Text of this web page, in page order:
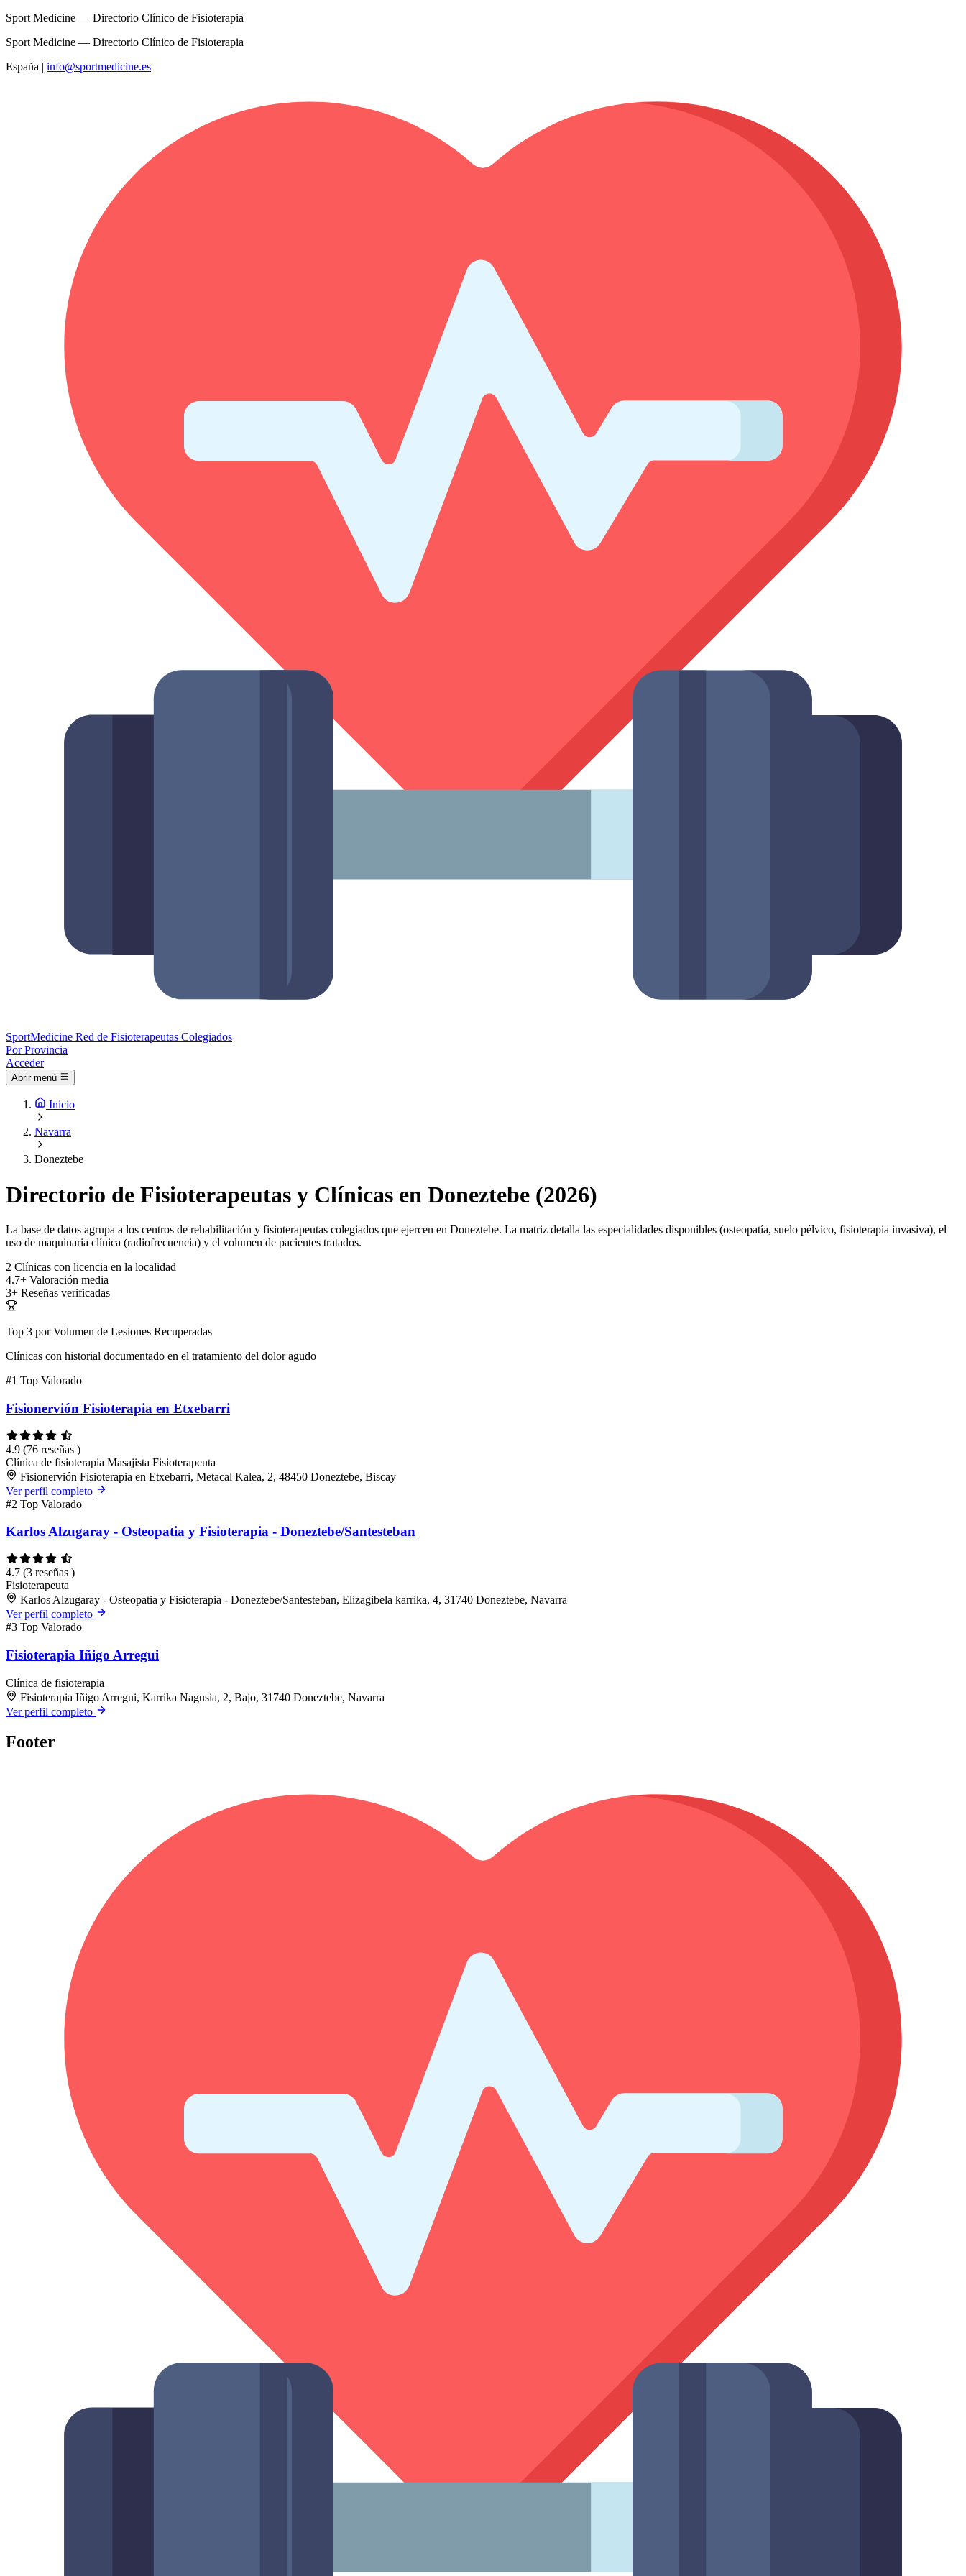
Sport Medicine — Directorio Clínico de Fisioterapia
Sport Medicine — Directorio Clínico de Fisioterapia
España | info@sportmedicine.es
SportMedicine Red de Fisioterapeutas Colegiados
Por Provincia
Acceder
Abrir menú
Inicio
Navarra
Doneztebe
Directorio de Fisioterapeutas y Clínicas en Doneztebe (2026)
La base de datos agrupa a los centros de rehabilitación y fisioterapeutas colegiados que ejercen en Doneztebe. La matriz detalla las especialidades disponibles (osteopatía, suelo pélvico, fisioterapia invasiva), el
uso de maquinaria clínica (radiofrecuencia) y el volumen de pacientes tratados.
2 Clínicas con licencia en la localidad
4.7+ Valoración media
3+ Reseñas verificadas
Top 3 por Volumen de Lesiones Recuperadas
Clínicas con historial documentado en el tratamiento del dolor agudo
#1 Top Valorado
Fisionervión Fisioterapia en Etxebarri
4.9 (76 reseñas )
Clínica de fisioterapia Masajista Fisioterapeuta
Fisionervión Fisioterapia en Etxebarri, Metacal Kalea, 2, 48450 Doneztebe, Biscay
Ver perfil completo
#2 Top Valorado
Karlos Alzugaray - Osteopatia y Fisioterapia - Doneztebe/Santesteban
4.7 (3 reseñas )
Fisioterapeuta
Karlos Alzugaray - Osteopatia y Fisioterapia - Doneztebe/Santesteban, Elizagibela karrika, 4, 31740 Doneztebe, Navarra
Ver perfil completo
#3 Top Valorado
Fisioterapia Iñigo Arregui
Clínica de fisioterapia
Fisioterapia Iñigo Arregui, Karrika Nagusia, 2, Bajo, 31740 Doneztebe, Navarra
Ver perfil completo
Footer